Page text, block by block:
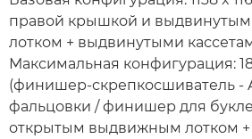
правой крышкой и
лотком + выдвинутыми
Максимальная конфигурация:
(финишер-скрепкосшиватель -
фальцовки / финишер для
открытым выдвижным лотком +